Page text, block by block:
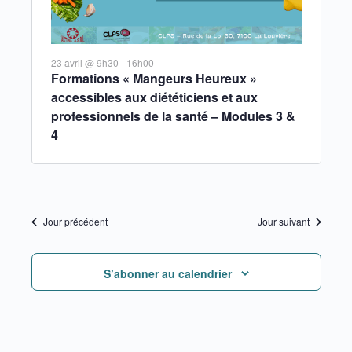
Formations « Mangeurs Heureux »
accessibles aux diététiciens et aux
professionnels de la santé – Modules 3 &
4
23 avril @ 9h30 - 16h00
Jour précédent Jour suivant
S’abonner au calendrier